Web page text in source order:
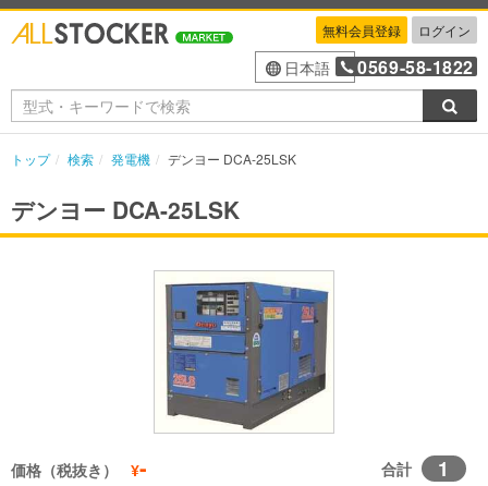
無料会員登録 ログイン
日本語 0569-58-1822
トップ 検索 発電機 デンヨー DCA-25LSK
デンヨー DCA-25LSK
価格（税抜き） ¥- 合計 1